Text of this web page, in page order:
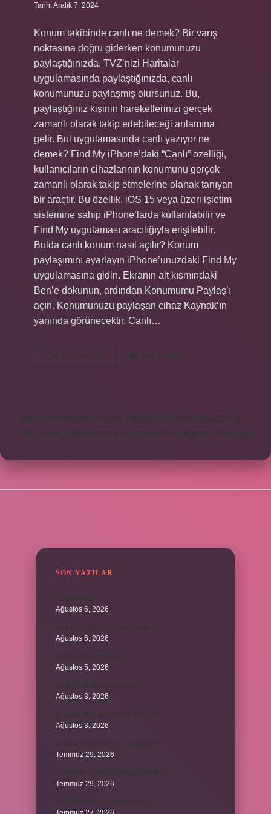
Tarih: Aralık 7, 2024
Konum takibinde canlı ne demek? Bir varış
noktasına doğru giderken konumunuzu
paylaştığınızda. TVZ’nizi Haritalar
uygulamasında paylaştığınızda, canlı
konumunuzu paylaşmış olursunuz. Bu,
paylaştığınız kişinin hareketlerinizi gerçek
zamanlı olarak takip edebileceği anlamına
gelir. Bul uygulamasında canlı yazıyor ne
demek? Find My iPhone’daki “Canlı” özelliği,
kullanıcıların cihazlarının konumunu gerçek
zamanlı olarak takip etmelerine olanak tanıyan
bir araçtır. Bu özellik, iOS 15 veya üzeri işletim
sistemine sahip iPhone’larda kullanılabilir ve
Find My uygulaması aracılığıyla erişilebilir.
Bulda canlı konum nasıl açılır? Konum
paylaşımını ayarlayın iPhone’unuzdaki Find My
uygulamasına gidin. Ekranın alt kısmındaki
Ben’e dokunun, ardından Konumumu Paylaş’ı
açın. Konumunuzu paylaşan cihaz Kaynak’ın
yanında görünecektir. Canlı…
Devamını okuyun
Bul
Yorum Bırak
https://rosmedforum.com
https://btibbimedikal.com.tr
https://megaplan.com.tr
knight online nttgame Sitemap
SON YAZILAR
Ağustos 6, 2026
Ağustos 6, 2026
Ağustos 5, 2026
Ağustos 3, 2026
Ağustos 3, 2026
Temmuz 29, 2026
Temmuz 29, 2026